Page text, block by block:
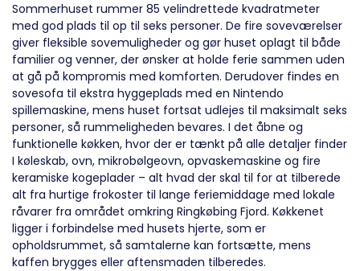
Sommerhuset rummer 85 velindrettede kvadratmeter
med god plads til op til seks personer. De fire soveværelser
giver fleksible sovemuligheder og gør huset oplagt til både
familier og venner, der ønsker at holde ferie sammen uden
at gå på kompromis med komforten. Derudover findes en
sovesofa til ekstra hyggeplads med en Nintendo
spillemaskine, mens huset fortsat udlejes til maksimalt seks
personer, så rummeligheden bevares. I det åbne og
funktionelle køkken, hvor der er tænkt på alle detaljer finder
I køleskab, ovn, mikrobølgeovn, opvaskemaskine og fire
keramiske kogeplader – alt hvad der skal til for at tilberede
alt fra hurtige frokoster til lange feriemiddage med lokale
råvarer fra området omkring Ringkøbing Fjord. Køkkenet
ligger i forbindelse med husets hjerte, som er
opholdsrummet, så samtalerne kan fortsætte, mens
kaffen brygges eller aftensmaden tilberedes.